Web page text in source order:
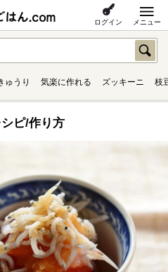
ログイン メニュー
ゅうり 気楽に作れる ズッキーニ 枝
ピ/作り方